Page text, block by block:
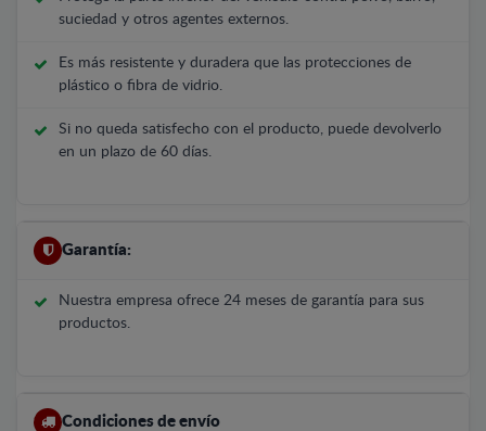
suciedad y otros agentes externos.
Es más resistente y duradera que las protecciones de
plástico o fibra de vidrio.
Si no queda satisfecho con el producto, puede devolverlo
en un plazo de 60 días.
Garantía:
Nuestra empresa ofrece 24 meses de garantía para sus
productos.
Condiciones de envío